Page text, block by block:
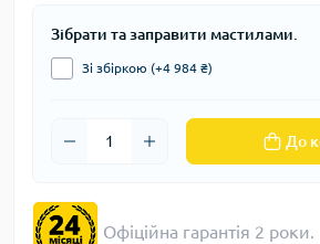
Зібрати та заправити мастилами.
Зі збіркою (+4 984 ₴)
До
Офіційна гарантія 2 роки.